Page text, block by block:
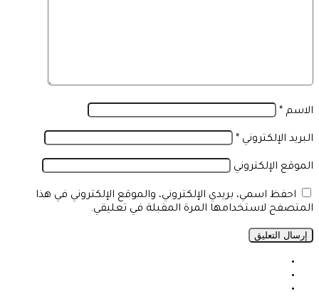
الاسم *
البريد الإلكتروني *
الموقع الإلكتروني
احفظ اسمي، بريدي الإلكتروني، والموقع الإلكتروني في هذا
المتصفح لاستخدامها المرة المقبلة في تعليقي.